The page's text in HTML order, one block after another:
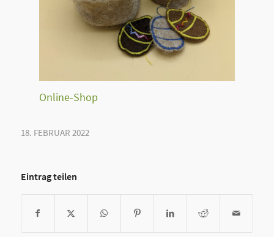
Online-Shop
18. FEBRUAR 2022
Eintrag teilen